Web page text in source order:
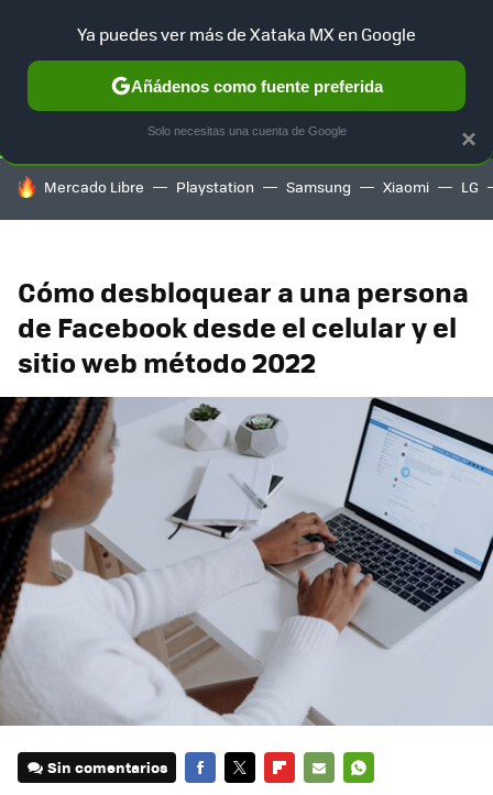
SELECCIÓN GAMING HOME AUTO TERRITORIO
HOY SE HABLA DE
Mercado Libre Playstation Samsung Xiaomi LG
Cómo desbloquear a una persona
de Facebook desde el celular y el
sitio web método 2022
Sin comentarios
×
Ya puedes ver más de Xataka MX en Google
Añádenos como fuente preferida
Solo necesitas una cuenta de Google